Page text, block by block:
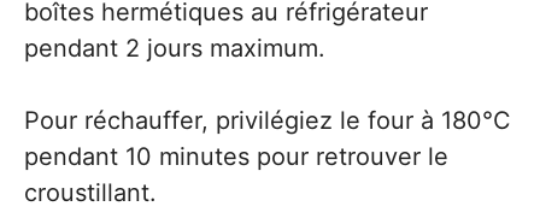
boîtes hermétiques au réfrigérateur
pendant 2 jours maximum.
Pour réchauffer, privilégiez le four à 180°C
pendant 10 minutes pour retrouver le
croustillant.